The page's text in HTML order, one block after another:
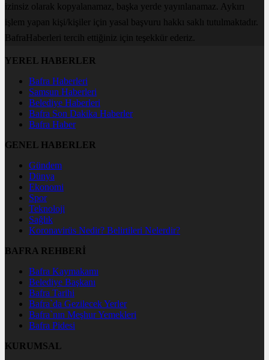
izinsiz olarak kopyalanamaz, başka yerde yayınlanamaz. Aykırı
işlem yapan kişi/kişiler için yasal başvuru hakkı saklı tutulmaktadır.
BafraHaberleri tercih ettiğiniz için teşekkür ederiz.
YEREL HABERLER
Bafra Haberleri
Samsun Haberleri
Belediye Haberleri
Bafra Son Dakika Haberler
Bafra Haber
GENEL HABERLER
Gündem
Dünya
Ekonomi
Spor
Teknoloji
Sağlık
Koronavirüs Nedir? Belirtileri Nelerdir?
BAFRA REHBERİ
Bafra Kaymakamı
Belediye Başkanı
Bafra Tarihi
Bafra`da Gezilecek Yerler
Bafra`nın Meşhur Yemekleri
Bafra Pidesi
KURUMSAL